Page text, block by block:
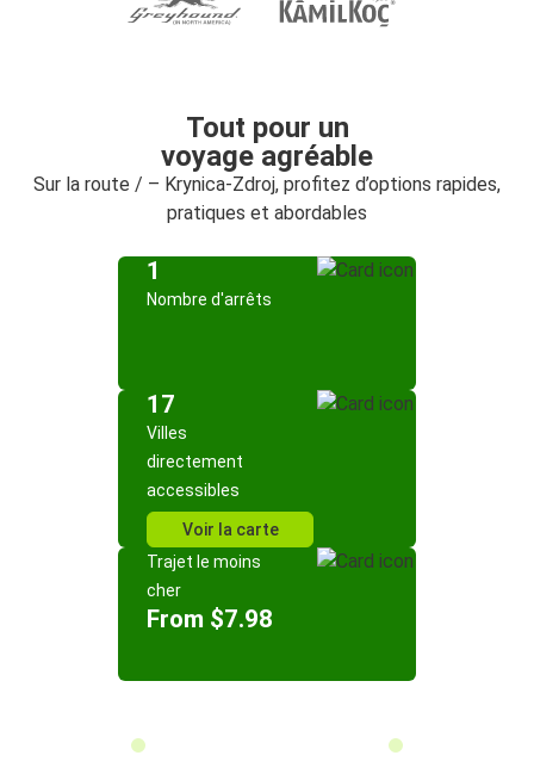
Tout pour un
voyage agréable
Sur la route / – Krynica-Zdroj, profitez d’options rapides,
pratiques et abordables
1
Nombre d'arrêts
17
Villes
directement
accessibles
Voir la carte
Trajet le moins
cher
From $7.98